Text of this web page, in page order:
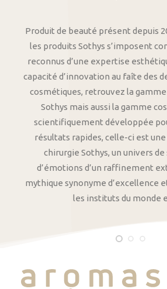
Produit de beauté présent depuis
les produits Sothys s’imposent
reconnus d’une expertise
capacité d’innovation au faîte des
cosmétiques, retrouvez la gamme
Sothys mais aussi la gamme
scientifiquement développée
résultats rapides, celle-ci est
chirurgie Sothys, un univers
d’émotions d’un raffinement
mythique synonyme d’excellence
les instituts du monde